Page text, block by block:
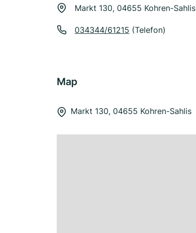
Markt 130, 04655 Kohren-Sahlis
034344/61215 (Telefon)
Map
Markt 130, 04655 Kohren-Sahlis